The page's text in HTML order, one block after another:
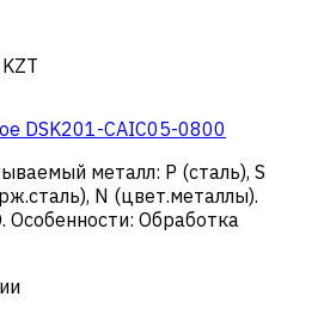
DSK201-CAIC05-0800
металл: Р (сталь), S
N (цвет.металлы).
. Особенности: Обработка